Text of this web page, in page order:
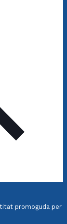
promoguda per